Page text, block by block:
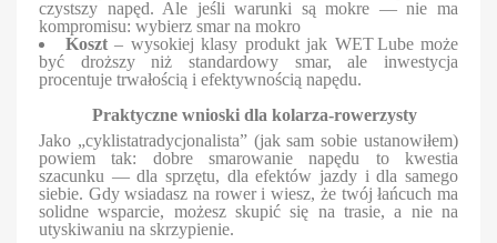
czystszy napęd. Ale jeśli warunki są mokre — nie ma
kompromisu: wybierz smar na mokro
Koszt– wysokiej klasy produkt jak WET Lube może
być droższy niż standardowy smar, ale inwestycja
procentuje trwałością i efektywnością napędu.
Praktyczne wnioski dla kolarza-rowerzysty
Jako „cyklistatradycjonalista” (jak sam sobie ustanowiłem)
powiem tak: dobre smarowanie napędu to kwestia
szacunku — dla sprzętu, dla efektów jazdy i dla samego
siebie. Gdy wsiadasz na rower i wiesz, że twój łańcuch ma
solidne wsparcie, możesz skupić się na trasie, a nie na
utyskiwaniu na skrzypienie.